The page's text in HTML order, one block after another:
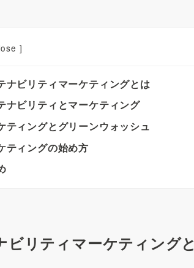
]
ナビリティマーケティングとは
ナビリティとマーケティング
ティングとグリーンウォッシュ
ティングの始め方
ビリティマーケティング